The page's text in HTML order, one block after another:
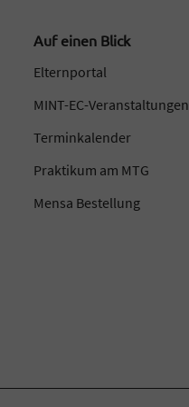
Auf einen Blick
Elternportal
MINT-EC-Veranstaltungen
Terminkalender
Praktikum am MTG
Mensa Bestellung